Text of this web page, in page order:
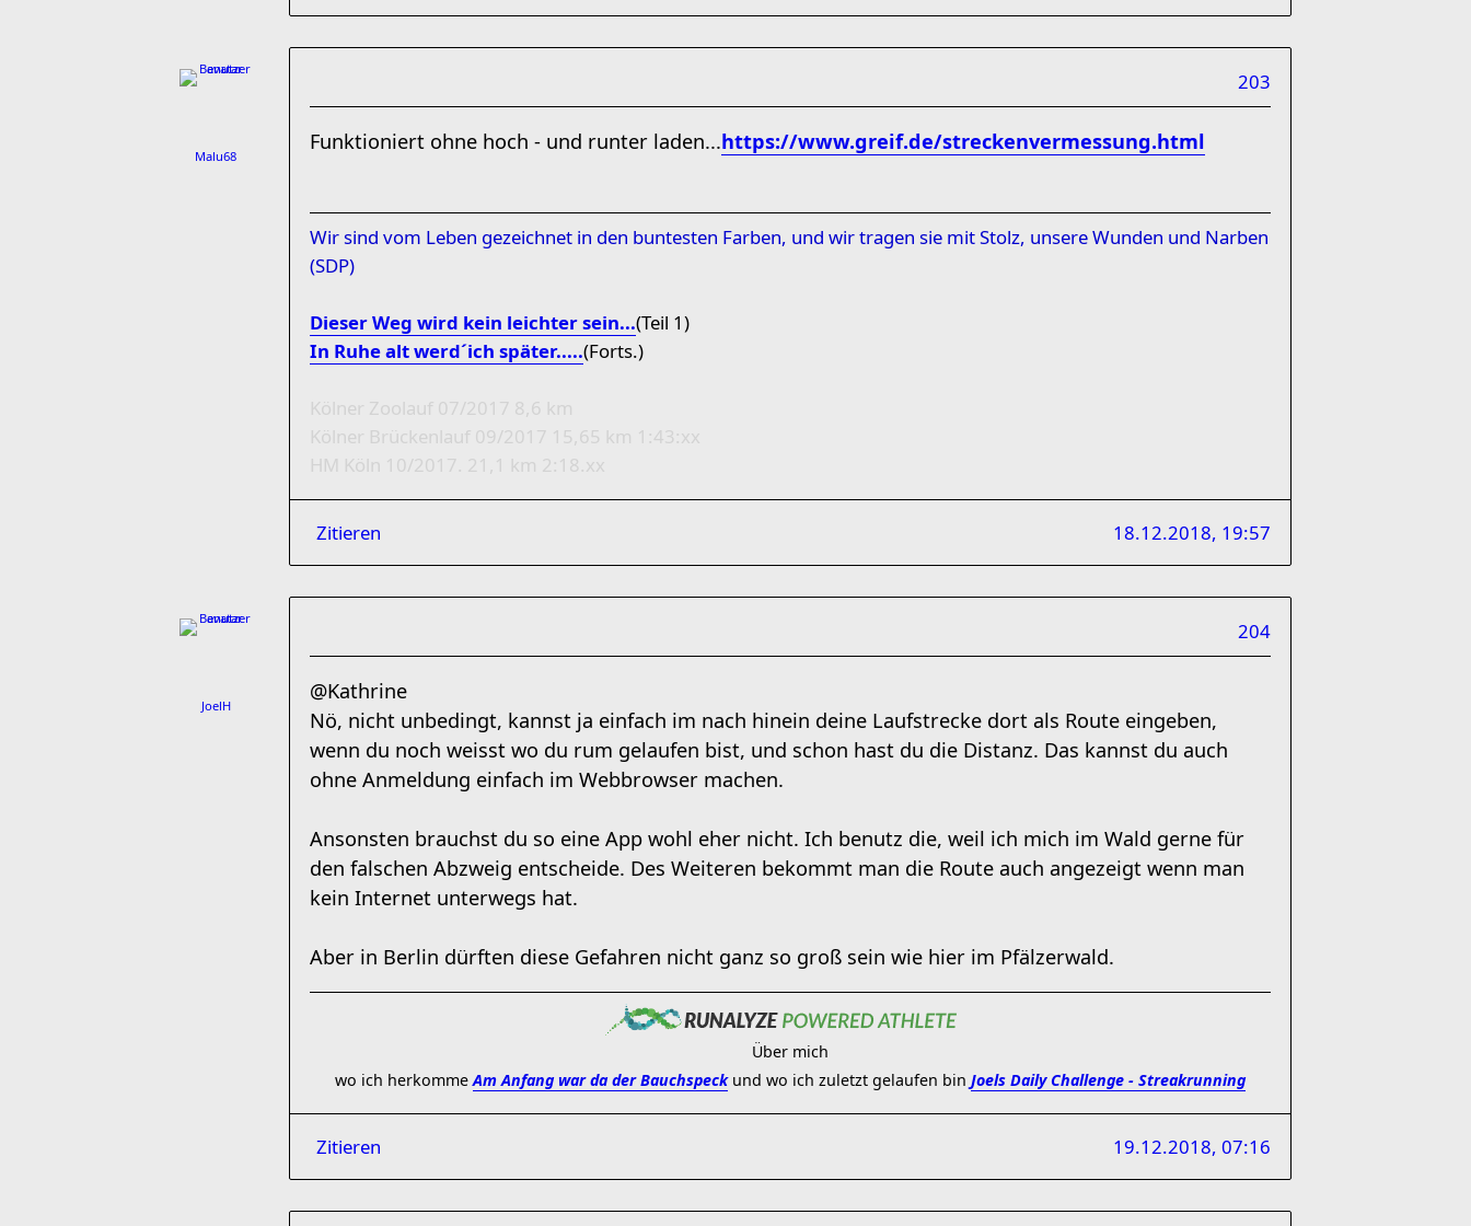
Malu68
203
Funktioniert ohne hoch - und runter laden...https://www.greif.de/streckenvermessung.html
Wir sind vom Leben gezeichnet in den buntesten Farben, und wir tragen sie mit Stolz, unsere Wunden und Narben
(SDP)
Dieser Weg wird kein leichter sein...(Teil 1)
In Ruhe alt werd´ich später.....(Forts.)
Kölner Zoolauf 07/2017 8,6 km
Kölner Brückenlauf 09/2017 15,65 km 1:43:xx
HM Köln 10/2017. 21,1 km 2:18.xx
Zitieren 18.12.2018, 19:57
JoelH
204
@Kathrine
Nö, nicht unbedingt, kannst ja einfach im nach hinein deine Laufstrecke dort als Route eingeben,
wenn du noch weisst wo du rum gelaufen bist, und schon hast du die Distanz. Das kannst du auch
ohne Anmeldung einfach im Webbrowser machen.
Ansonsten brauchst du so eine App wohl eher nicht. Ich benutz die, weil ich mich im Wald gerne für
den falschen Abzweig entscheide. Des Weiteren bekommt man die Route auch angezeigt wenn man
kein Internet unterwegs hat.
Aber in Berlin dürften diese Gefahren nicht ganz so groß sein wie hier im Pfälzerwald.
Über mich
wo ich herkommeAm Anfang war da der Bauchspeckund wo ich zuletzt gelaufen bin Joels Daily Challenge - Streakrunning
Zitieren 19.12.2018, 07:16